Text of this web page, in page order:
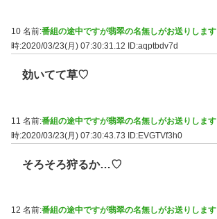
10 名前:番組の途中ですが翡翠の名無しがお送りします
時:2020/03/23(月) 07:30:31.12
ID:aqptbdv7d
効いてて草♡
11 名前:番組の途中ですが翡翠の名無しがお送りします
時:2020/03/23(月) 07:30:43.73 ID:EVGTVf3h0
そろそろ狩るか…♡
12 名前:番組の途中ですが翡翠の名無しがお送りします